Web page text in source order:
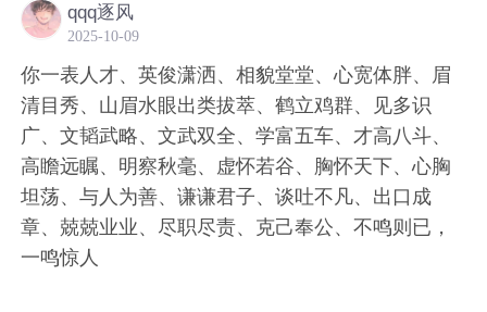
qqq逐风
2025-10-09
你一表人才、英俊潇洒、相貌堂堂、心宽体胖、眉
清目秀、山眉水眼出类拔萃、鹤立鸡群、见多识
广、文韬武略、文武双全、学富五车、才高八斗、
高瞻远瞩、明察秋毫、虚怀若谷、胸怀天下、心胸
坦荡、与人为善、谦谦君子、谈吐不凡、出口成
章、兢兢业业、尽职尽责、克己奉公、不鸣则已，
一鸣惊人